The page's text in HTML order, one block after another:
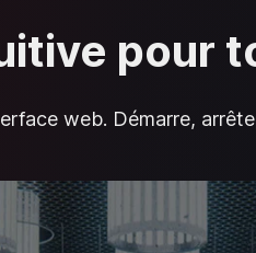
pour
web. Démarre,